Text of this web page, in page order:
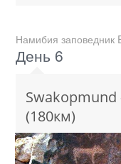
Намибия заповедник
День 6
Swakopmund
(180км)